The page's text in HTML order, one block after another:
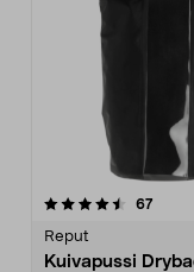
67
Reput
Kuivapussi
4.0viidestä